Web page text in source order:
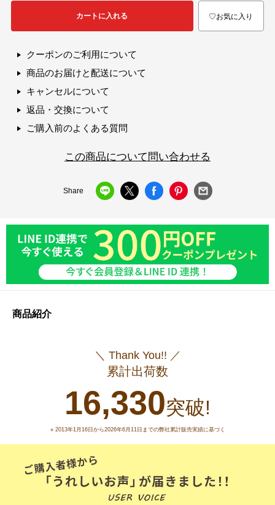
カートに入れる ♡お気に入り
クーポンのご利用について
商品のお届けと配送について
キャンセルについて
返品・交換について
ご購入前のよくある質問
この商品について問い合わせる
Share
商品紹介
＼ Thank You!! ／
累計出荷数
16,330突破!
※ 2013年1月16日から2026年6月11日までの弊社累計販売実績に基づく